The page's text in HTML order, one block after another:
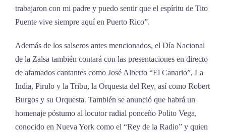
trabajaron con mi padre y puedo sentir que el espíritu de Tito
Puente vive siempre aquí en Puerto Rico”.
Además de los salseros antes mencionados, el Día Nacional
de la Zalsa también contará con las presentaciones en directo
de afamados cantantes como José Alberto “El Canario”, La
India, Pirulo y la Tribu, la Orquesta del Rey, así como Robert
Burgos y su Orquesta. También se anunció que habrá un
homenaje póstumo al locutor radial ponceño Polito Vega,
conocido en Nueva York como el “Rey de la Radio” y quien